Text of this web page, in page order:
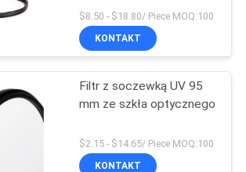
$8.50 - $18.80/ Piece MOQ:100
KONTAKT
Filtr z soczewką UV 95
mm ze szkła optycznego
$2.15 - $14.65/ Piece MOQ:100
KONTAKT